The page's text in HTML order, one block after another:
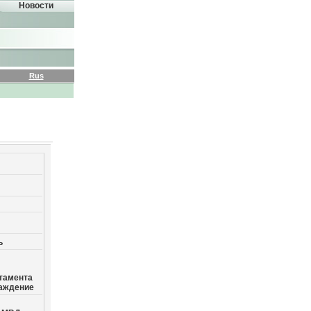
Новости
Rus